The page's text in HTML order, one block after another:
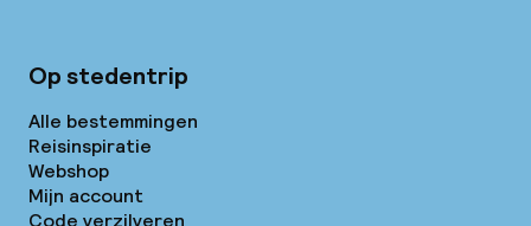
Op stedentrip
Alle bestemmingen
Reisinspiratie
Webshop
Mijn account
Code verzilveren